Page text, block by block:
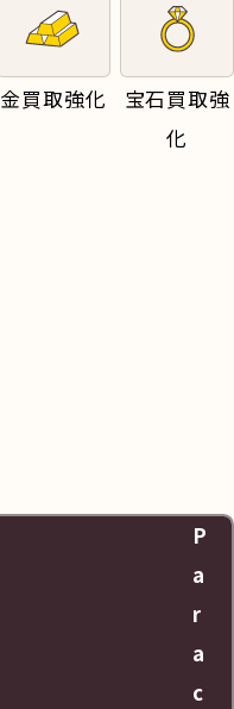
金買取強化
宝石買取強
化
P
a
r
a
c